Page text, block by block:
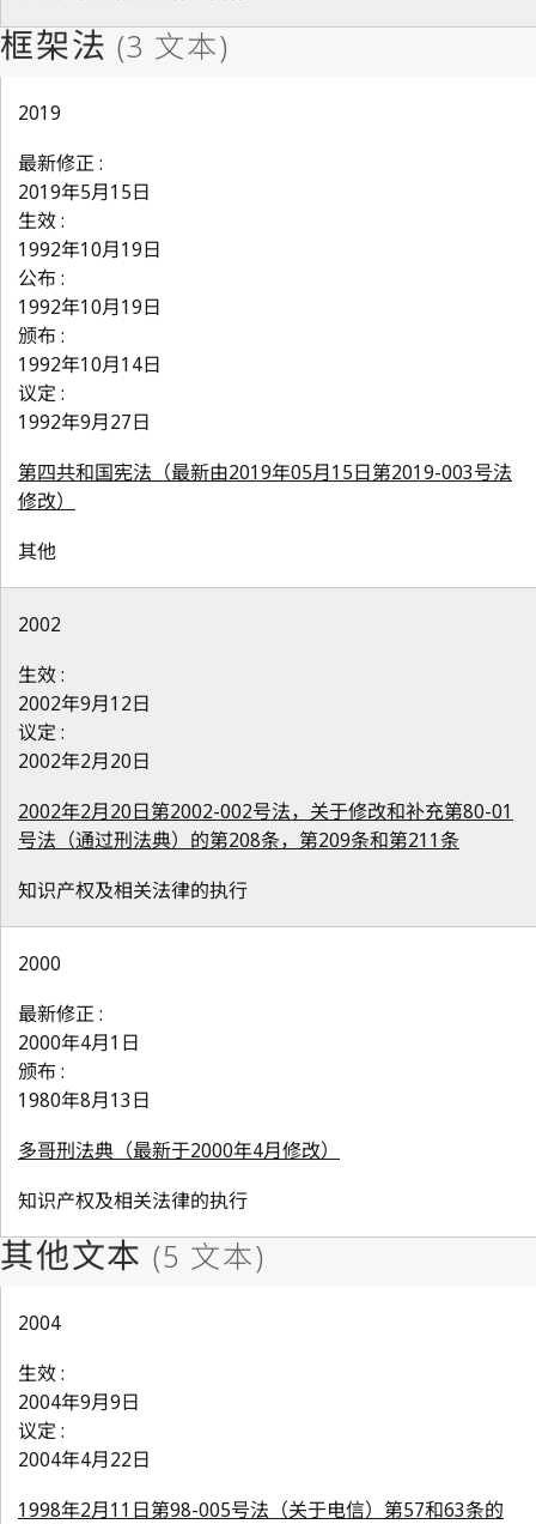
2019
最新修正 :
2019年5月15日
生效 :
1992年10月19日
公布 :
1992年10月19日
颁布 :
1992年10月14日
议定 :
1992年9月27日
第四共和国宪法（最新由2019年05月15日第2019-003号法
修改）
其他
2002
生效 :
2002年9月12日
议定 :
2002年2月20日
2002年2月20日第2002-002号法，关于修改和补充第80-01
号法（通过刑法典）的第208条，第209条和第211条
知识产权及相关法律的执行
2000
最新修正 :
2000年4月1日
颁布 :
1980年8月13日
多哥刑法典（最新于2000年4月修改）
知识产权及相关法律的执行
2004
生效 :
2004年9月9日
议定 :
2004年4月22日
1998年2月11日第98-005号法（关于电信）第57和63条的